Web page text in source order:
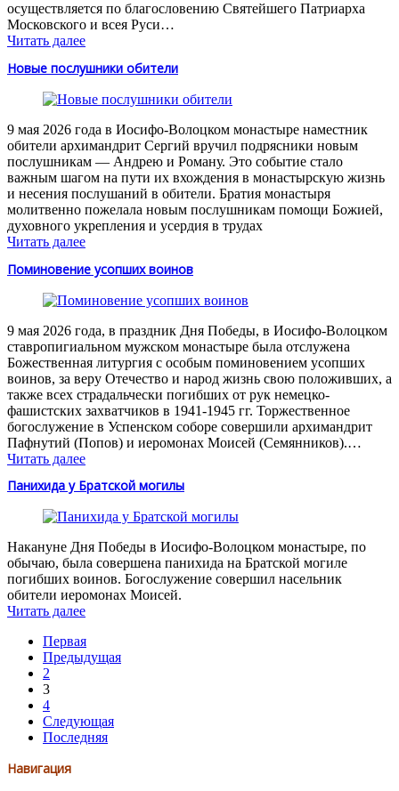
осуществляется по благословению Святейшего Патриарха
Московского и всея Руси…
Читать далее
Новые послушники обители
9 мая 2026 года в Иосифо-Волоцком монастыре наместник
обители архимандрит Сергий вручил подрясники новым
послушникам — Андрею и Роману. Это событие стало
важным шагом на пути их вхождения в монастырскую жизнь
и несения послушаний в обители. Братия монастыря
молитвенно пожелала новым послушникам помощи Божией,
духовного укрепления и усердия в трудах
Читать далее
Поминовение усопших воинов
9 мая 2026 года, в праздник Дня Победы, в Иосифо-Волоцком
ставропигиальном мужском монастыре была отслужена
Божественная литургия с особым поминовением усопших
воинов, за веру Отечество и народ жизнь свою положивших, а
также всех страдальчески погибших от рук немецко-
фашистских захватчиков в 1941-1945 гг. Торжественное
богослужение в Успенском соборе совершили архимандрит
Пафнутий (Попов) и иеромонах Моисей (Семянников).…
Читать далее
Панихида у Братской могилы
Накануне Дня Победы в Иосифо-Волоцком монастыре, по
обычаю, была совершена панихида на Братской могиле
погибших воинов. Богослужение совершил насельник
обители иеромонах Моисей.
Читать далее
Первая
Предыдущая
2
3
4
Следующая
Последняя
Навигация